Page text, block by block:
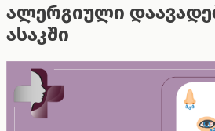
ალერგიული
ასაკში